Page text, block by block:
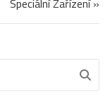
Speciální Zařízení »